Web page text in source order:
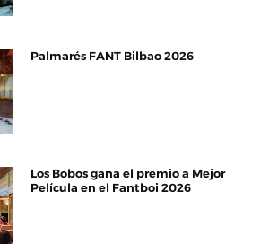
Palmarés FANT Bilbao 2026
Los Bobos gana el premio a Mejor
Película en el Fantboi 2026